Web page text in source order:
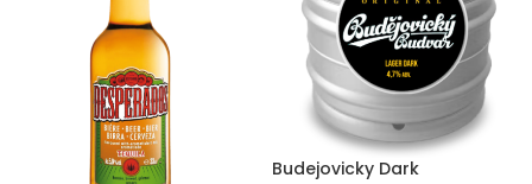
Budejovicky Dark